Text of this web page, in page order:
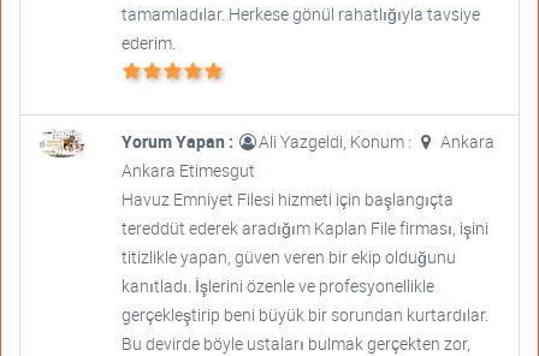
tamamladılar. Herkese gönül rahatlığıyla tavsiye
ederim.
Yorum Yapan : Ali Yazgeldi, Konum :
Ankara
Ankara Etimesgut
Havuz Emniyet Filesi hizmeti için başlangıçta
tereddüt ederek aradığım Kaplan File firması, işini
titizlikle yapan, güven veren bir ekip olduğunu
kanıtladı. İşlerini özenle ve profesyonellikle
gerçekleştirip beni büyük bir sorundan kurtardılar.
Bu devirde böyle ustaları bulmak gerçekten zor,